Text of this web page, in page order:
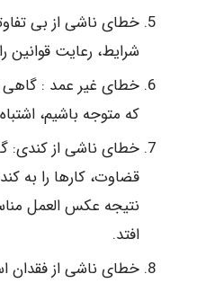
خطای ناشی از بی
شرایط، رعایت قوانین
خطای غیر عمد :
که متوجه باشیم،
خطای ناشی از کندی:
قضاوت، ‌کارها را به
نتیجه عکس العمل
افتد.
خطای ناشی از فقدان